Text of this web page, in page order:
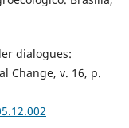
dialogues:
Change, v. 16, p.